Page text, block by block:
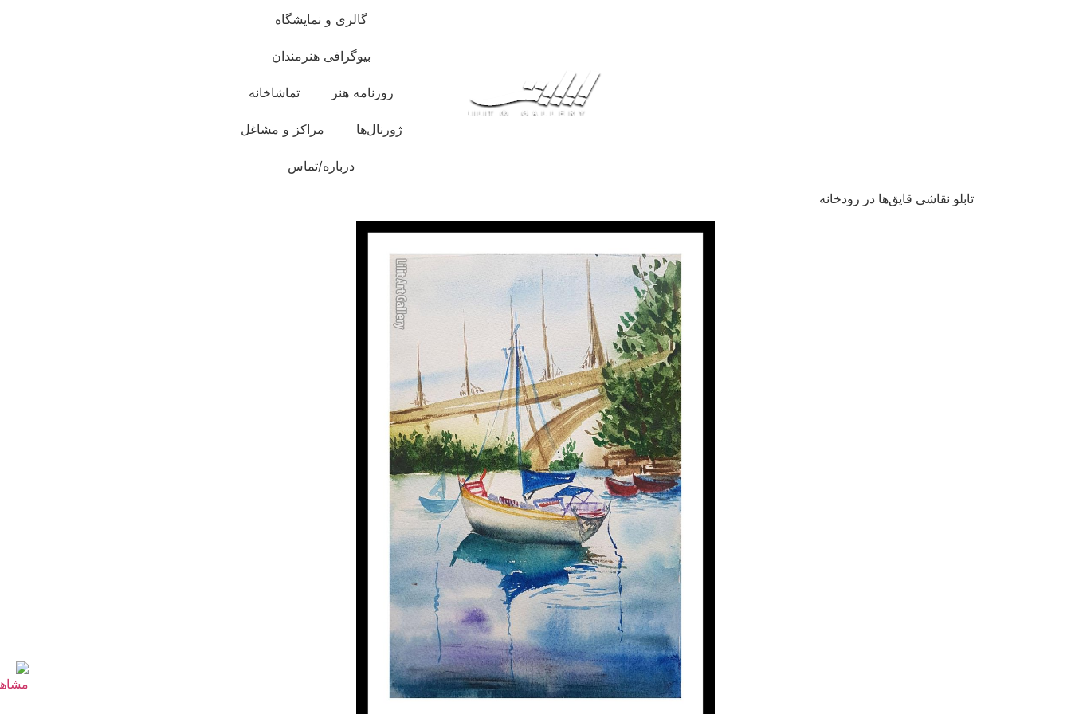
گالری و نمایشگاه
بیوگرافی هنرمندان
روزنامه هنر تماشاخانه
ژورنال‌ها مراکز و مشاغل
درباره/تماس
تابلو نقاشی قایق‌ها در رودخانه